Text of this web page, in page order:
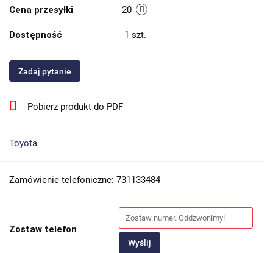
Cena przesyłki 20
Dostępność 1 szt.
Zadaj pytanie
Pobierz produkt do PDF
Toyota
Zamówienie telefoniczne: 731133484
Zostaw telefon
Wyślij